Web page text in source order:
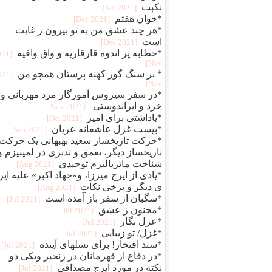
نکبت
[2021 Dec]
*خوان هفتم [2021 Dec]
*هر چند عشق من به تو بیرون ز غایت
است
[2021 Dec]
*خطابه پر اندوه قارقاریه و واق واقیه
Nov]
* بر سنگ گور کهنه پرستان همچو من
Nov]
*در سفر سیروس آموزگار مرد مهربانی و
خرد و ایراندوستی
[2021 Nov]
*یاداشتی برای امیر [2021 Oct]
*بیست غزل عاشقانه عریان [2021 Sep]
*حرکت تاریخساز سعید بهبهانی یک حرکت
تاریخساز دیگر، تعمق و تدبری در لمپنیزم
شناخت ماتریالیزم توحیدی
[2021 Aug]
*یادی از ایرج میرزا، و«جهاد اکبر» علیه
ی دیگر و برخی نکات
[2021 Aug]
*سگبان از سفر باز آمده است [2021 Jul]
*مجنون ز عشق [2021 Jul]
*عزل نگار [2021 Jul]
*غزل/ تو زیبایی [2021 Jul]
*سند افتخار! برای نسلهای آینده [2021 Jul]
*در دفاع از قهرمانان در زنجیر ویکی دو
نکته در مورد ایرج مصداقی
[2021 Jul]